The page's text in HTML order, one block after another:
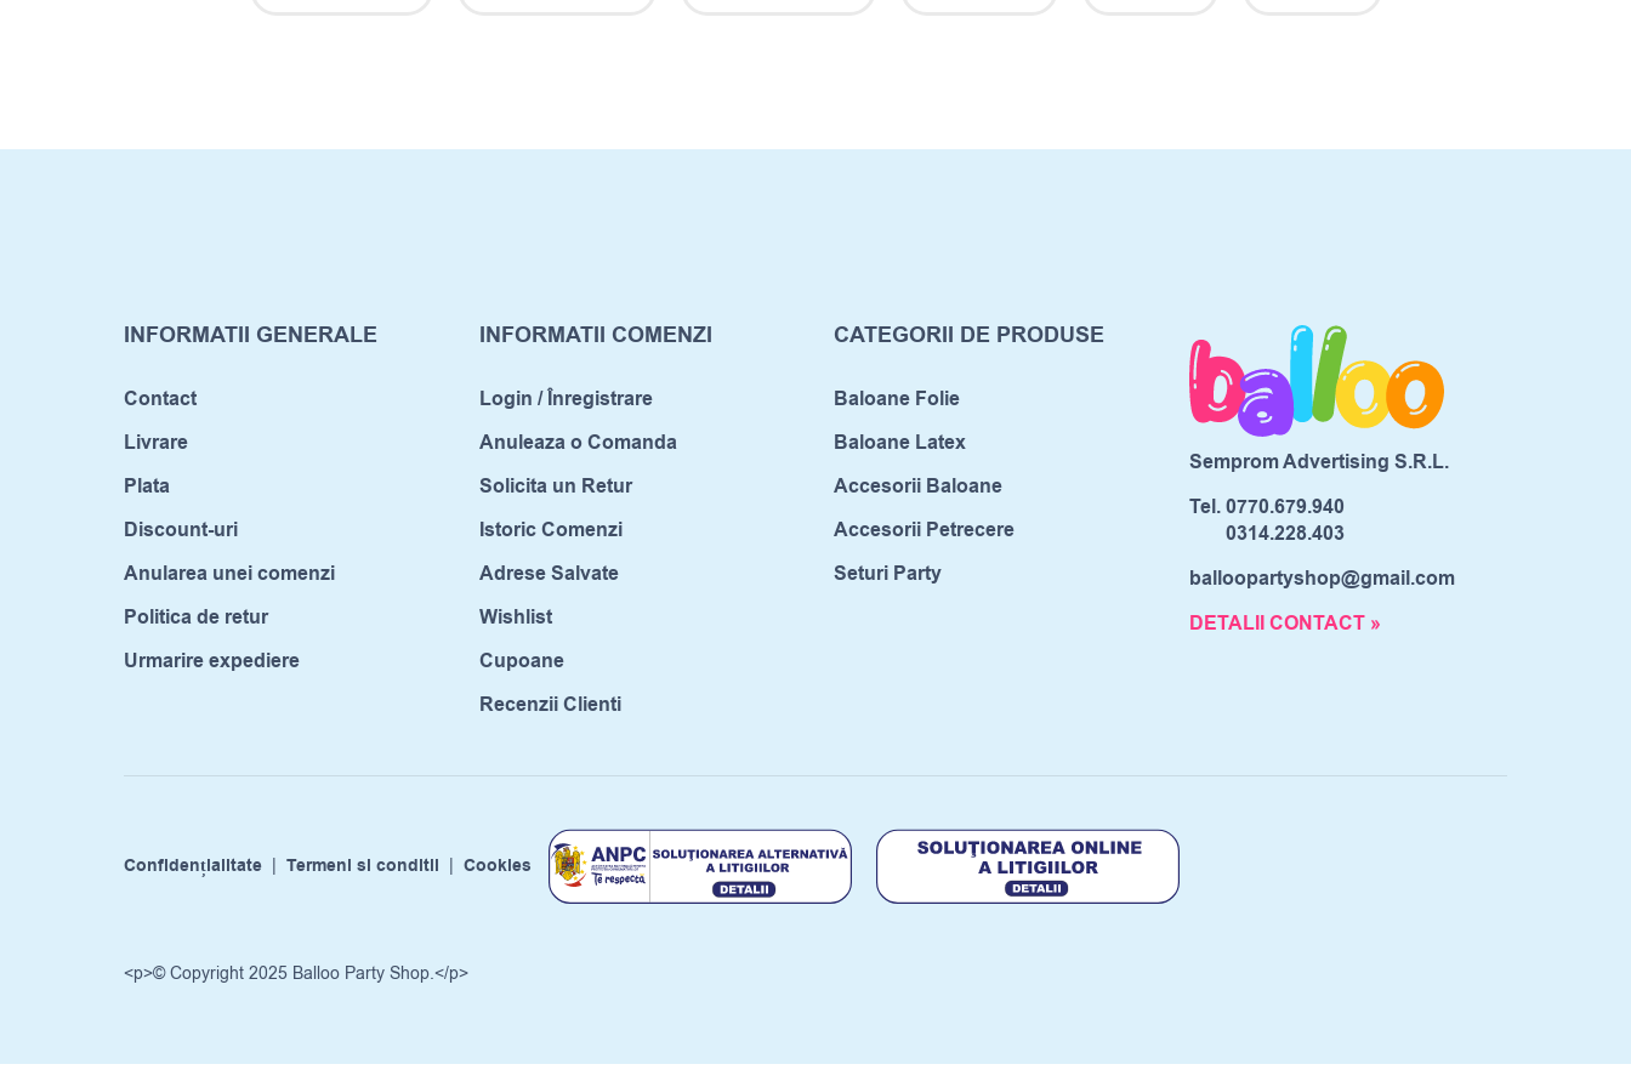
INFORMATII GENERALE
Contact
Livrare
Plata
Discount-uri
Anularea unei comenzi
Politica de retur
Urmarire expediere
INFORMATII COMENZI
Login / Înregistrare
Anuleaza o Comanda
Solicita un Retur
Istoric Comenzi
Adrese Salvate
Wishlist
Cupoane
Recenzii Clienti
CATEGORII DE PRODUSE
Baloane Folie
Baloane Latex
Accesorii Baloane
Accesorii Petrecere
Seturi Party
Semprom Advertising S.R.L.
Tel.0770.679.940
0314.228.403
balloopartyshop@gmail.com
DETALII CONTACT »
Confidențialitate | Termeni si conditii | Cookies
<p>© Copyright 2025 Balloo Party Shop.</p>